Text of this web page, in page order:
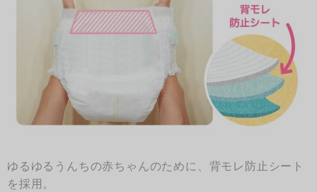
ゆるゆるうんちの赤ちゃんのために、背モレ防止シート
を採用。